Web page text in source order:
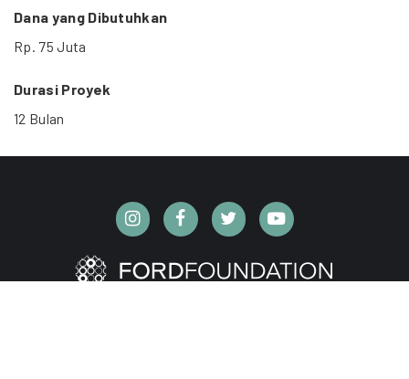
Dana yang Dibutuhkan
Rp. 75 Juta
Durasi Proyek
12 Bulan